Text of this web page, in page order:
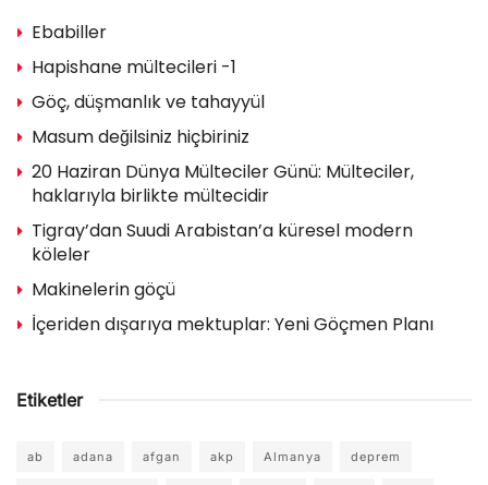
Ebabiller
Hapishane mültecileri -1
Göç, düşmanlık ve tahayyül
Masum değilsiniz hiçbiriniz
20 Haziran Dünya Mülteciler Günü: Mülteciler,
haklarıyla birlikte mültecidir
Tigray’dan Suudi Arabistan’a küresel modern
köleler
Makinelerin göçü
İçeriden dışarıya mektuplar: Yeni Göçmen Planı
Etiketler
ab adana afgan akp Almanya deprem